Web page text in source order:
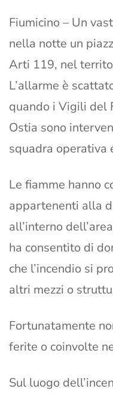
Fiumicino – Un
nella notte un
Arti 119, nel
L’allarme è
quando i Vigili del
Ostia sono
squadra operativa
Le fiamme hanno
appartenenti alla
all’interno
ha consentito di
che l’incendio si
altri mezzi o
Fortunatamente
ferite o coinvolte
Sul luogo